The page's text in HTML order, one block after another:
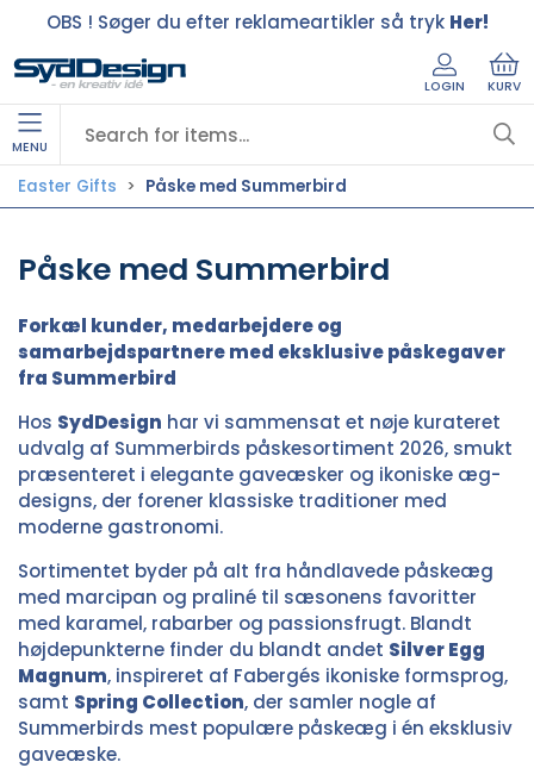
OBS ! Søger du efter reklameartikler så tryk Her!
LOGIN KURV
MENU
Easter Gifts Påske med Summerbird
Påske med Summerbird
Forkæl kunder, medarbejdere og
samarbejdspartnere med eksklusive påskegaver
fra Summerbird
Hos SydDesign har vi sammensat et nøje kurateret
udvalg af Summerbirds påskesortiment 2026, smukt
præsenteret i elegante gaveæsker og ikoniske æg-
designs, der forener klassiske traditioner med
moderne gastronomi.
Sortimentet byder på alt fra håndlavede påskeæg
med marcipan og praliné til sæsonens favoritter
med karamel, rabarber og passionsfrugt. Blandt
højdepunkterne finder du blandt andet Silver Egg
Magnum, inspireret af Fabergés ikoniske formsprog,
samt Spring Collection, der samler nogle af
Summerbirds mest populære påskeæg i én eksklusiv
gaveæske.